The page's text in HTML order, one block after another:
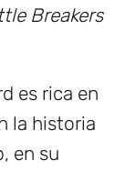
Breakers
es rica en
la historia
en su